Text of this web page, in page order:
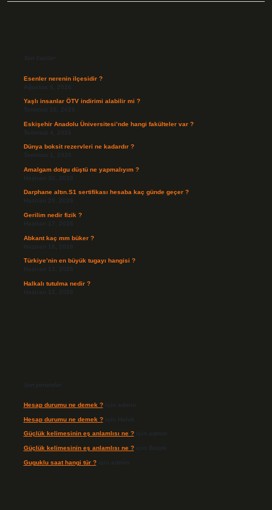
Son Yazılar
Esenler nerenin ilçesidir ?
Ağustos 6, 2026
Yaşlı insanlar ÖTV indirimi alabilir mi ?
Temmuz 26, 2026
Eskişehir Anadolu Üniversitesi’nde hangi fakülteler var ?
Temmuz 4, 2026
Dünya boksit rezervleri ne kadardır ?
Temmuz 1, 2026
Amalgam dolgu düştü ne yapmalıyım ?
Haziran 30, 2026
Darphane altın.S1 sertifikası hesaba kaç günde geçer ?
Haziran 20, 2026
Gerilim nedir fizik ?
Haziran 17, 2026
Abkant kaç mm büker ?
Haziran 16, 2026
Türkiye’nin en büyük tugayı hangisi ?
Haziran 13, 2026
Halkalı tutulma nedir ?
Haziran 12, 2026
Son yorumlar
Hesap durumu ne demek ?için admin
Hesap durumu ne demek ?için Haluk
Güçlük kelimesinin eş anlamlısı ne ?için admin
Güçlük kelimesinin eş anlamlısı ne ?için Bozok
Guguklu saat hangi tür ?için admin